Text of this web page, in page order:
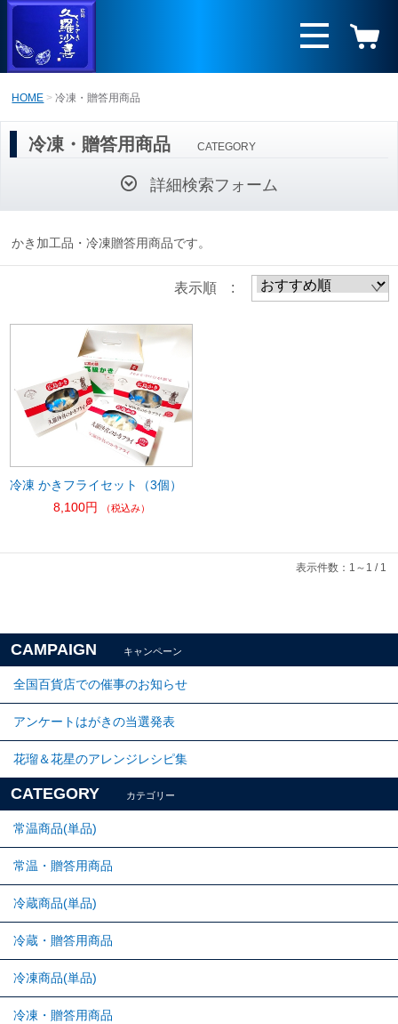
HOME 冷凍・贈答用商品
冷凍・贈答用商品 CATEGORY
詳細検索フォーム
かき加工品・冷凍贈答用商品です。
表示順 :
冷凍 かきフライセット（3個）
8,100円
（税込み）
表示件数：1～1 / 1
CAMPAIGN キャンペーン
全国百貨店での催事のお知らせ
アンケートはがきの当選発表
花瑠＆花星のアレンジレシピ集
CATEGORY カテゴリー
常温商品(単品)
常温・贈答用商品
冷蔵商品(単品)
冷蔵・贈答用商品
冷凍商品(単品)
冷凍・贈答用商品